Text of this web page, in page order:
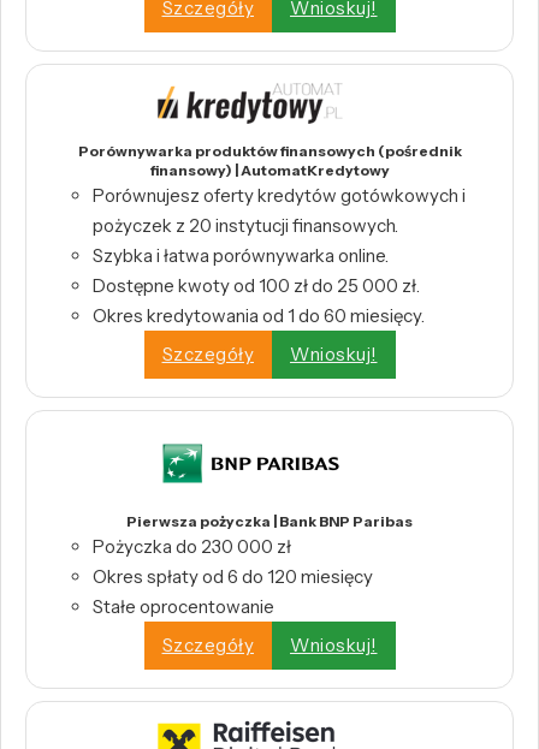
Szczegóły Wnioskuj!
Porównywarka produktów finansowych (pośrednik
finansowy) | AutomatKredytowy
Porównujesz oferty kredytów gotówkowych i
pożyczek z 20 instytucji finansowych.
Szybka i łatwa porównywarka online.
Dostępne kwoty od 100 zł do 25 000 zł.
Okres kredytowania od 1 do 60 miesięcy.
Szczegóły
Wnioskuj!
Pierwsza pożyczka | Bank BNP Paribas
Pożyczka do 230 000 zł
Okres spłaty od 6 do 120 miesięcy
Stałe oprocentowanie
Szczegóły
Wnioskuj!